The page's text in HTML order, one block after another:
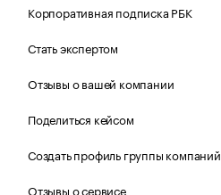
Корпоративная подписка РБК
Стать экспертом
Отзывы о вашей компании
Поделиться кейсом
Создать профиль группы компаний
Отзывы о сервисе